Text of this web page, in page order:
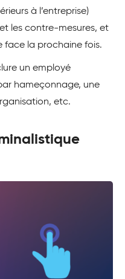
à l’entreprise)
les contre-mesures, et
face la prochaine fois.
un employé
hameçonnage, une
etc.